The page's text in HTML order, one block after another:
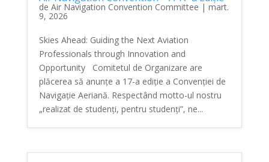
de Air Navigation Convention Committee | mart.
9, 2026
Skies Ahead: Guiding the Next Aviation
Professionals through Innovation and
Opportunity Comitetul de Organizare are
plăcerea să anunțe a 17-a ediție a Convenției de
Navigație Aeriană. Respectând motto-ul nostru
„realizat de studenți, pentru studenți”, ne...